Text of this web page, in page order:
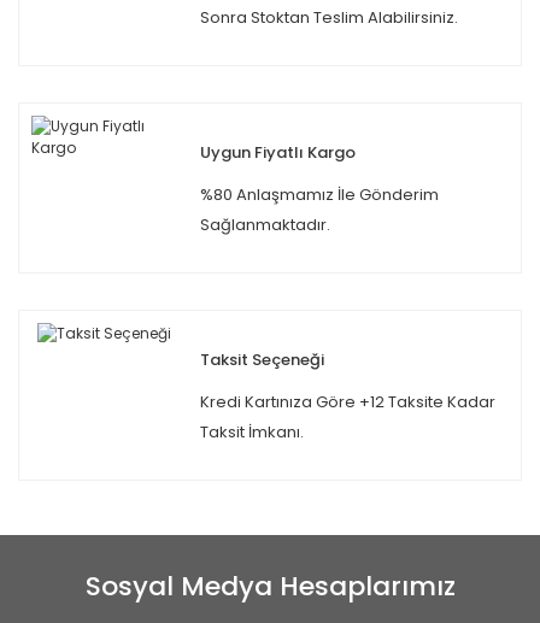
Sonra Stoktan Teslim Alabilirsiniz.
Uygun Fiyatlı Kargo
%80 Anlaşmamız İle Gönderim
Sağlanmaktadır.
Taksit Seçeneği
Kredi Kartınıza Göre +12 Taksite Kadar
Taksit İmkanı.
Sosyal Medya Hesaplarımız